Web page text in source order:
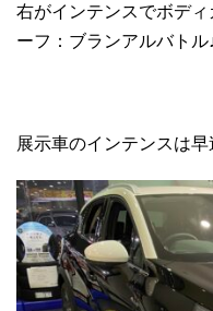
右がインテンスでボデ
ーフ：ブランアルバトル
展示車のインテンスは